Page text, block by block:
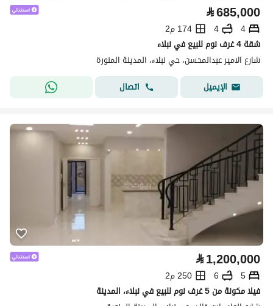
⃁685,000
4
4
174 م2
شقة 4 غرف نوم للبيع في نبلاء
شارع الامير عبدالمحسن، حي نبلاء، المدينة المنورة
الإيميل
اتصال
⃁1,200,000
5
6
250 م2
فيلا مكونة من 5 غرف نوم للبيع في نبلاء، المدينة